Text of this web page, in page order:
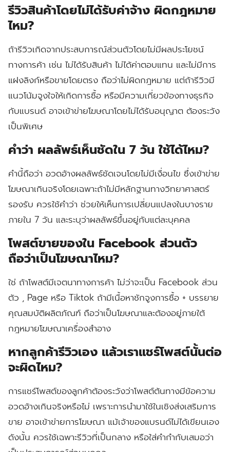
รีวิวสินค้าโดยไม่ได้รับค่าจ้าง ผิดกฎหมาย
ไหม?
ถ้ารีวิวเกิดจากประสบการณ์ส่วนตัวโดยไม่มีผลประโยชน์
ทางการค้า เช่น ไม่ได้รับสินค้า ไม่ได้ค่าตอบแทน และไม่มีการ
แฝงลิงก์หรือขายโดยตรง ถือว่าไม่ผิดกฎหมาย แต่ถ้ารีวิวมี
แนวโน้มจูงใจให้เกิดการซื้อ หรือมีความเกี่ยวข้องทางธุรกิจ
กับแบรนด์ อาจเข้าข่ายโฆษณาโดยไม่ได้รับอนุญาต ต้องระวัง
เป็นพิเศษ
คำว่า ผลลัพธ์เห็นชัดใน 7 วัน ใช้ได้ไหม?
คำนี้ถือว่า อวดอ้างผลลัพธ์ชัดเจนโดยไม่มีเงื่อนไข ซึ่งเข้าข่าย
โฆษณาเกินจริงโดยเฉพาะถ้าไม่มีหลักฐานทางวิทยาศาสตร์
รองรับ ควรใช้คำว่า ช่วยให้เห็นการเปลี่ยนแปลงในบางราย
ภายใน 7 วัน และระบุว่าผลลัพธ์ขึ้นอยู่กับแต่ละบุคคล
โพสต์ขายของใน Facebook ส่วนตัว
ถือว่าเป็นโฆษณาไหม?
ใช่ ถ้าโพสต์มีเจตนาทางการค้า ไม่ว่าจะเป็น Facebook ส่วน
ตัว , Page หรือ Tiktok ถ้ามีเนื้อหาชักจูงการซื้อ + บรรยาย
คุณสมบัติผลิตภัณฑ์ ถือว่าเป็นโฆษณาและต้องอยู่ภายใต้
กฎหมายโฆษณาเครื่องสำอาง
หากลูกค้ารีวิวเอง แล้วเราแชร์โพสต์นั้นต่อ
จะผิดไหม?
การแชร์โพสต์ของลูกค้าต้องระวังว่าโพสต์ต้นทางมีข้อความ
อวดอ้างเกินจริงหรือไม่ เพราะการนำมาใช้ในเชิงส่งเสริมการ
ขาย อาจเข้าข่ายการโฆษณา แม้เจ้าของแบรนด์ไม่ได้เขียนเอง
ดังนั้น ควรใช้เฉพาะรีวิวที่เป็นกลาง หรือใส่คำกำกับเสมอว่า